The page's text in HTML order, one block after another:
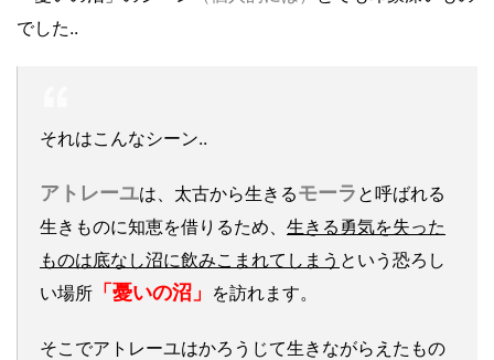
でした..
それはこんなシーン..
アトレーユは、太古から生きるモーラ と呼ばれる
生きものに知恵を借りるため、 生きる勇気を失った
ものは底なし沼に飲みこまれてしまう という恐ろし
い場所 「憂いの沼」 を訪れます。
そこでアトレーユはかろうじて生きながらえたもの